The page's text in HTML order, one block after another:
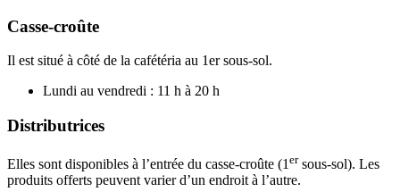
Casse-croûte
Il est situé à côté de la cafétéria au 1er sous-sol.
Lundi au vendredi : 11 h à 20 h
Distributrices
Elles sont disponibles à l’entrée du casse-croûte (1 ersous-sol). Les
produits offerts peuvent varier d’un endroit à l’autre.